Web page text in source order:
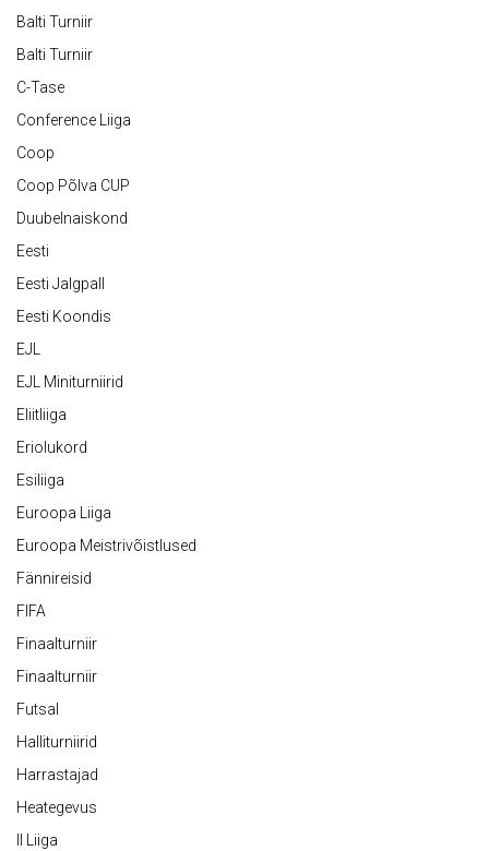
Balti Turniir
Balti Turniir
C-Tase
Conference Liiga
Coop
Coop Põlva CUP
Duubelnaiskond
Eesti
Eesti Jalgpall
Eesti Koondis
EJL
EJL Miniturniirid
Eliitliiga
Eriolukord
Esiliiga
Euroopa Liiga
Euroopa Meistrivõistlused
Fännireisid
FIFA
Finaalturniir
Finaalturniir
Futsal
Halliturniirid
Harrastajad
Heategevus
II Liiga